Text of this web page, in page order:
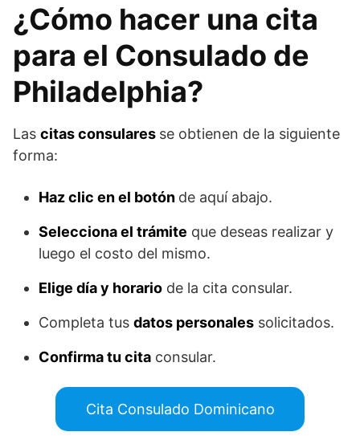
¿Cómo hacer una cita
para el Consulado de
Philadelphia?
Las citas consulares se obtienen de la siguiente
forma:
Haz clic en el botón de aquí abajo.
Selecciona el trámite que deseas realizar y
luego el costo del mismo.
Elige día y horario de la cita consular.
Completa tus datos personales solicitados.
Confirma tu cita consular.
Cita Consulado Dominicano